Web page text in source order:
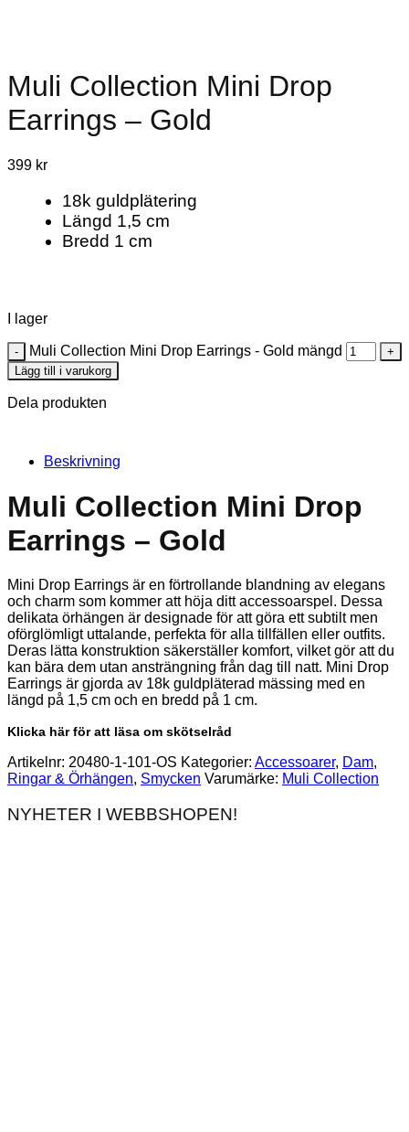
Muli Collection Mini Drop
Earrings – Gold
399 kr
18k guldplätering
Längd 1,5 cm
Bredd 1 cm
I lager
Muli Collection Mini Drop Earrings - Gold mängd
Lägg till i varukorg
Dela produkten
Beskrivning
Muli Collection Mini Drop
Earrings – Gold
Mini Drop Earrings är en förtrollande blandning av elegans
och charm som kommer att höja ditt accessoarspel. Dessa
delikata örhängen är designade för att göra ett subtilt men
oförglömligt uttalande, perfekta för alla tillfällen eller outfits.
Deras lätta konstruktion säkerställer komfort, vilket gör att du
kan bära dem utan ansträngning från dag till natt. Mini Drop
Earrings är gjorda av 18k guldpläterad mässing med en
längd på 1,5 cm och en bredd på 1 cm.
Klicka här för att läsa om skötselråd
Artikelnr: 20480-1-101-OS Kategorier: Accessoarer, Dam,
Ringar & Örhängen, Smycken Varumärke: Muli Collection
NYHETER I WEBBSHOPEN!